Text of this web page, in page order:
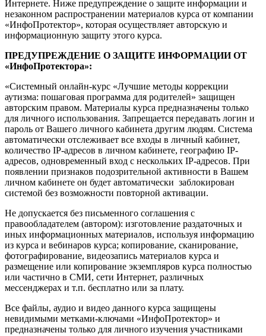
Интернете. Ниже предупреждение о защите информации и
незаконном распространении материалов курса от компании
«ИнфоПротектор», которая осуществляет авторскую и
информационную защиту этого курса.
ПРЕДУПРЕЖДЕНИЕ О ЗАЩИТЕ ИНФОРМАЦИИ ОТ
«ИнфоПротектора»:
«Системный онлайн-курс «Лучшие методы коррекции
аутизма: пошаговая программа для родителей» защищен
авторским правом. Материалы курса предназначены только
для личного использования. Запрещается передавать логин и
пароль от Вашего личного кабинета другим людям. Система
автоматически отслеживает все входы в личный кабинет,
количество IP-адресов в личном кабинете, географию IP-
адресов, одновременный вход с нескольких IP-адресов. При
появлении признаков подозрительной активности в Вашем
личном кабинете он будет автоматически заблокирован
системой без возможности повторной активации.
Не допускается без письменного соглашения с
правообладателем (автором): изготовление раздаточных и
иных информационных материалов, используя информацию
из курса и вебинаров курса; копирование, сканирование,
фотографирование, видеозапись материалов курса и
размещение или копирование экземпляров курса полностью
или частично в СМИ, сети Интернет, различных
мессенджерах и т.п. бесплатно или за плату.
Все файлы, аудио и видео данного курса защищены
невидимыми метками-ключами «ИнфоПротектор» и
предназначены только для личного изучения участниками